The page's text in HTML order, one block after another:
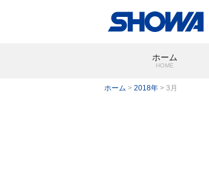
ホーム
HOME
ホーム > 2018年 > 3月